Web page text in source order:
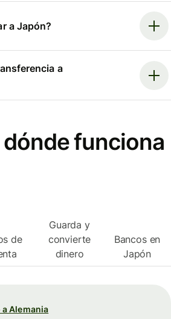
a Japón?
a
funciona
de
Guarda y
convierte
dinero
Bancos en
Japón
Alemania